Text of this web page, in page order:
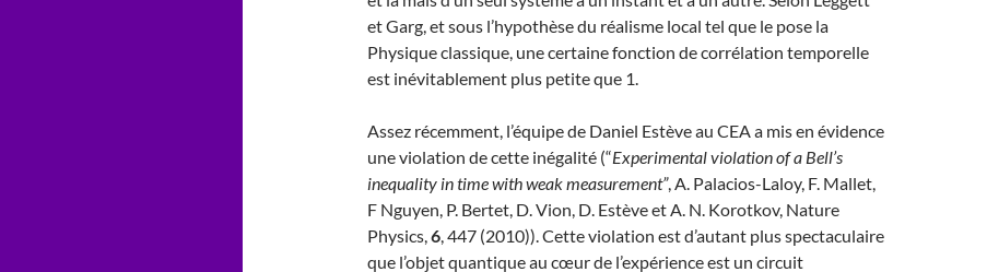
et Garg, et sous l’hypothèse du réalisme local tel que le pose la
Physique classique, une certaine fonction de corrélation temporelle
est inévitablement plus petite que 1.
Assez récemment, l’équipe de Daniel Estève au CEA a mis en évidence
une violation de cette inégalité (“Experimental violation of a Bell’s
inequality in time with weak measurement”, A. Palacios-Laloy, F. Mallet,
F Nguyen, P. Bertet, D. Vion, D. Estève et A. N. Korotkov, Nature
Physics,6, 447 (2010)). Cette violation est d’autant plus spectaculaire
que l’objet quantique au cœur de l’expérience est un circuit